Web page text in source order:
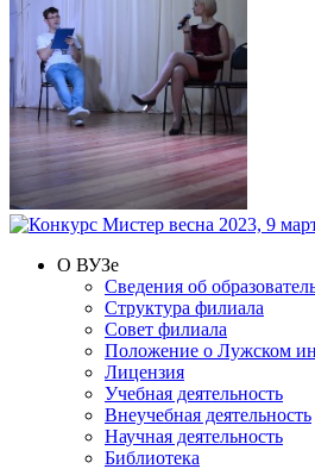
О ВУЗе
Сведения об
Структура филиала
Совет филиала
Положение о Лужском
Лицензия
Учебная деятельность
Внеучебная деятельность
Научная деятельность
Библиотека